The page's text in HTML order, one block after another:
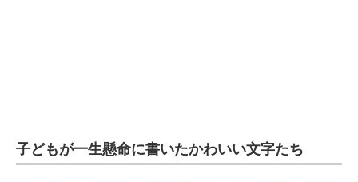
製造業のIT導入・活用を支援
子どもが一生懸命に書いたかわいい文字たち